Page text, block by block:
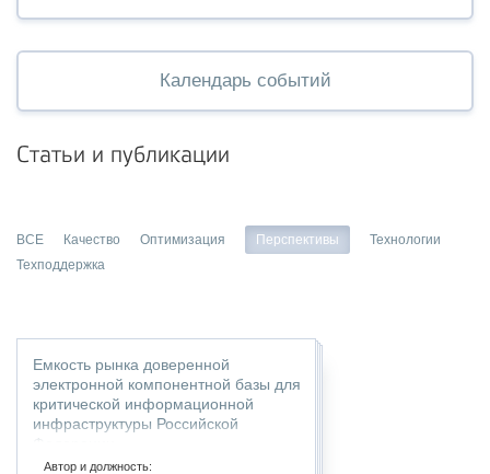
Календарь событий
Статьи и публикации
ВСЕ Качество Оптимизация Перспективы
Технологии
Техподдержка
Емкость рынка доверенной
электронной компонентной базы для
критической информационной
инфраструктуры Российской
Федерации
Автор и должность: